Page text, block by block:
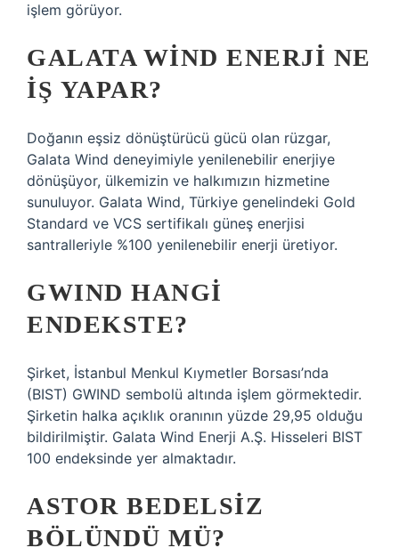
işlem görüyor.
GALATA WIND ENERJI NE
IŞ YAPAR?
Doğanın eşsiz dönüştürücü gücü olan rüzgar,
Galata Wind deneyimiyle yenilenebilir enerjiye
dönüşüyor, ülkemizin ve halkımızın hizmetine
sunuluyor. Galata Wind, Türkiye genelindeki Gold
Standard ve VCS sertifikalı güneş enerjisi
santralleriyle %100 yenilenebilir enerji üretiyor.
GWIND HANGI
ENDEKSTE?
Şirket, İstanbul Menkul Kıymetler Borsası’nda
(BIST) GWIND sembolü altında işlem görmektedir.
Şirketin halka açıklık oranının yüzde 29,95 olduğu
bildirilmiştir. Galata Wind Enerji A.Ş. Hisseleri BIST
100 endeksinde yer almaktadır.
ASTOR BEDELSIZ
BÖLÜNDÜ MÜ?